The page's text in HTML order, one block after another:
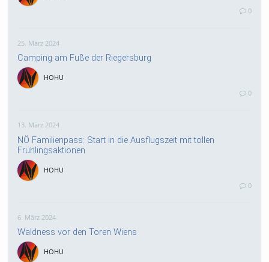
0
25. März 2024
Camping am Fuße der Riegersburg
HOHU
0
13. März 2024
NÖ Familienpass: Start in die Ausflugszeit mit tollen
Frühlingsaktionen
HOHU
0
6. März 2024
Waldness vor den Toren Wiens
HOHU